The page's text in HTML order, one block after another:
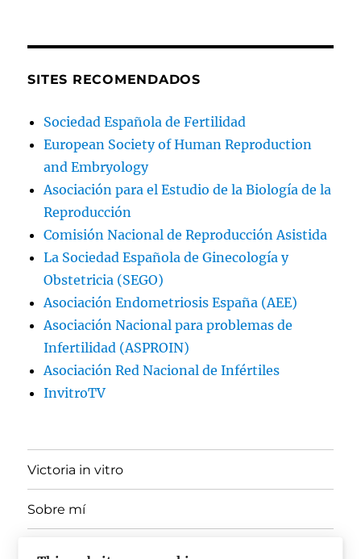
SITES RECOMENDADOS
Sociedad Española de Fertilidad
European Society of Human Reproduction
and Embryology
Asociación para el Estudio de la Biología de la
Reproducción
Comisión Nacional de Reproducción Asistida
La Sociedad Española de Ginecología y
Obstetricia (SEGO)
Asociación Endometriosis España (AEE)
Asociación Nacional para problemas de
Infertilidad (ASPROIN)
Asociación Red Nacional de Infértiles
InvitroTV
Victoria in vitro
Sobre mí